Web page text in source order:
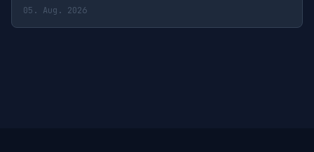
05. Aug. 2026